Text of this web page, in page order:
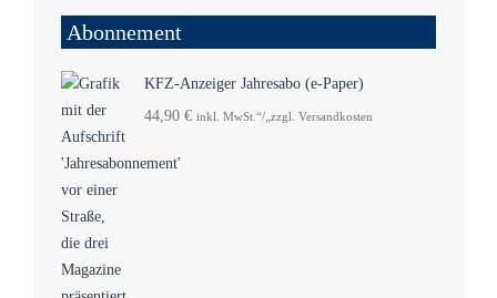
Abonnement
KFZ-Anzeiger Jahresabo (e-Paper)
44,90 € inkl. MwSt.“/„zzgl. Versandkosten